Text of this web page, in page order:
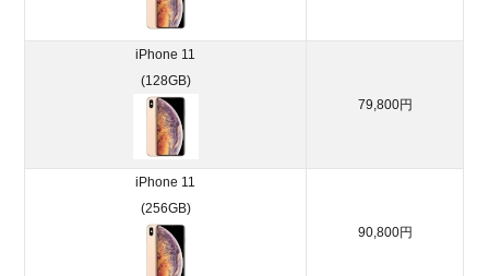
iPhone 11
(128GB)
79,800円
iPhone 11
(256GB)
90,800円